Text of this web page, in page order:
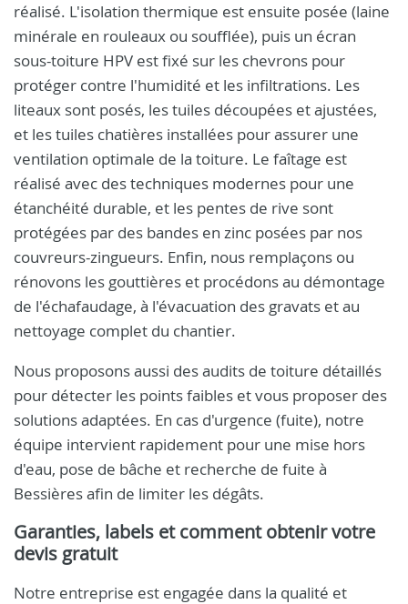
réalisé. L'isolation thermique est ensuite posée (laine
minérale en rouleaux ou soufflée), puis un écran
sous-toiture HPV est fixé sur les chevrons pour
protéger contre l'humidité et les infiltrations. Les
liteaux sont posés, les tuiles découpées et ajustées,
et les tuiles chatières installées pour assurer une
ventilation optimale de la toiture. Le faîtage est
réalisé avec des techniques modernes pour une
étanchéité durable, et les pentes de rive sont
protégées par des bandes en zinc posées par nos
couvreurs-zingueurs. Enfin, nous remplaçons ou
rénovons les gouttières et procédons au démontage
de l'échafaudage, à l'évacuation des gravats et au
nettoyage complet du chantier.
Nous proposons aussi des audits de toiture détaillés
pour détecter les points faibles et vous proposer des
solutions adaptées. En cas d'urgence (fuite), notre
équipe intervient rapidement pour une mise hors
d'eau, pose de bâche et recherche de fuite à
Bessières afin de limiter les dégâts.
Garanties, labels et comment obtenir votre
devis gratuit
Notre entreprise est engagée dans la qualité et